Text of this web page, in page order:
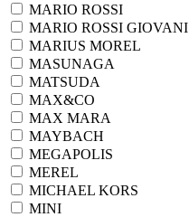
MARIO ROSSI
MARIO ROSSI GIOVANI
MARIUS MOREL
MASUNAGA
MATSUDA
MAX&CO
MAX MARA
MAYBACH
MEGAPOLIS
MEREL
MICHAEL KORS
MINI